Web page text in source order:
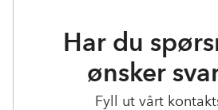
Har du
ønsker
Fyll ut vårt